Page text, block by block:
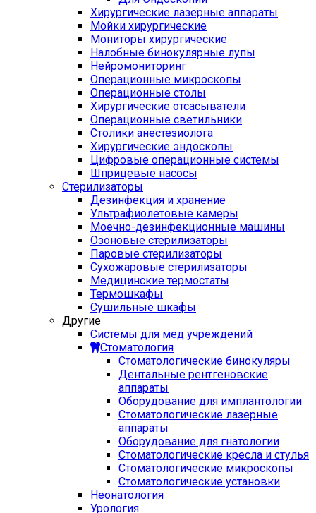
Хирургические лазерные аппараты
Мойки хирургические
Мониторы хирургические
Налобные бинокулярные лупы
Нейромониторинг
Операционные микроскопы
Операционные столы
Хирургические отсасыватели
Операционные светильники
Столики анестезиолога
Хирургические эндоскопы
Цифровые операционные системы
Шприцевые насосы
Стерилизаторы
Дезинфекция и хранение
Ультрафиолетовые камеры
Моечно-дезинфекционные машины
Озоновые стерилизаторы
Паровые стерилизаторы
Сухожаровые стерилизаторы
Медицинские термостаты
Термошкафы
Сушильные шкафы
Другие
Системы для мед учреждений
Стоматология
Стоматологические бинокуляры
Дентальные рентгеновские
аппараты
Оборудование для имплантологии
Стоматологические лазерные
аппараты
Оборудование для гнатологии
Стоматологические кресла и стулья
Стоматологические микроскопы
Стоматологические установки
Неонатология
Урология